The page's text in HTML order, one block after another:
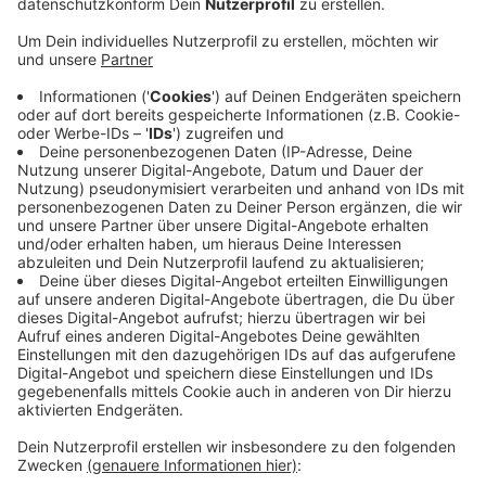
Die Menschen in den östlichen Jüchener Stadtteilen
Gierath, Gubberath, Bedburdyck und Stessen bilden
zusammen mit Grevenbroich, Rommerskirchen und
Dormagen einen Wahlkreis. Das sind rund 3400
Wahlberechtigte. Der weitaus größere Teil der
Jüchener mit rund 15.000 Wahlberechtigten bildet wie
bisher eine Einheit mit Korschenbroich Kaarst und
Meerbusch. Die neuen Wahlkreisgrenzen sind Folge
einer vor einem Jahr beschlossenen Änderung des
Landeswahlgesetzes. Für die Stadt Jüchen bedeutet
diese Änderung nur wenig organisatorischen
Mehraufwand, heißt es aus dem Rathaus.